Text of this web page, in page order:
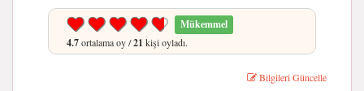
Mükemmel
4.7ortalama oy /21 kişi oyladı.
Bilgileri Güncelle